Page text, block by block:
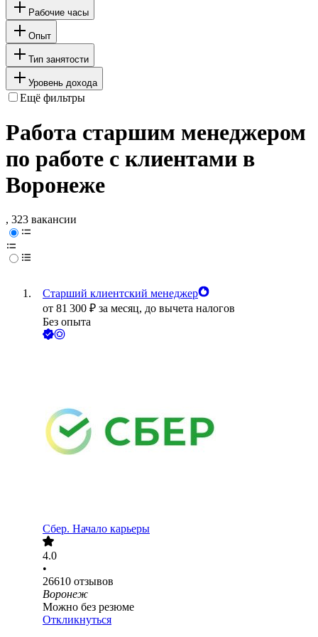
Рабочие часы
Опыт
Тип занятости
Уровень дохода
Ещё фильтры
Работа старшим менеджером
по работе с клиентами в
Воронеже
, 323 вакансии
Старший клиентский менеджер
от 81 300 ₽ за месяц, до вычета налогов
Без опыта
Сбер. Начало карьеры
4.0
•
26610 отзывов
Воронеж
Можно без резюме
Откликнуться